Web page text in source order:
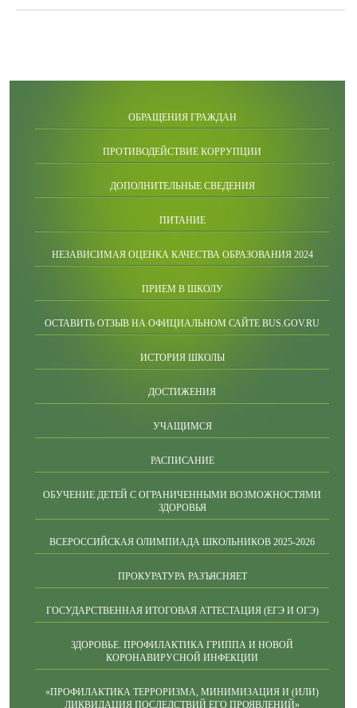
ОБРАЩЕНИЯ ГРАЖДАН
ПРОТИВОДЕЙСТВИЕ КОРРУПЦИИ
ДОПОЛНИТЕЛЬНЫЕ СВЕДЕНИЯ
ПИТАНИЕ
НЕЗАВИСИМАЯ ОЦЕНКА КАЧЕСТВА ОБРАЗОВАНИЯ 2024
ПРИЕМ В ШКОЛУ
ОСТАВИТЬ ОТЗЫВ НА ОФИЦИАЛЬНОМ САЙТЕ BUS.GOV.RU
ИСТОРИЯ ШКОЛЫ
ДОСТИЖЕНИЯ
УЧАЩИМСЯ
РАСПИСАНИЕ
ОБУЧЕНИЕ ДЕТЕЙ С ОГРАНИЧЕННЫМИ ВОЗМОЖНОСТЯМИ
ЗДОРОВЬЯ
ВСЕРОССИЙСКАЯ ОЛИМПИАДА ШКОЛЬНИКОВ 2025-2026
ПРОКУРАТУРА РАЗЪЯСНЯЕТ
ГОСУДАРСТВЕННАЯ ИТОГОВАЯ АТТЕСТАЦИЯ (ЕГЭ И ОГЭ)
ЗДОРОВЬЕ. ПРОФИЛАКТИКА ГРИППА И НОВОЙ
КОРОНАВИРУСНОЙ ИНФЕКЦИИ
«ПРОФИЛАКТИКА ТЕРРОРИЗМА, МИНИМИЗАЦИЯ И (ИЛИ)
ЛИКВИДАЦИЯ ПОСЛЕДСТВИЙ ЕГО ПРОЯВЛЕНИЙ»